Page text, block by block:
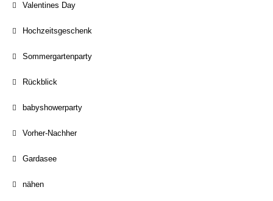
Valentines Day
Hochzeitsgeschenk
Sommergartenparty
Rückblick
babyshowerparty
Vorher-Nachher
Gardasee
nähen